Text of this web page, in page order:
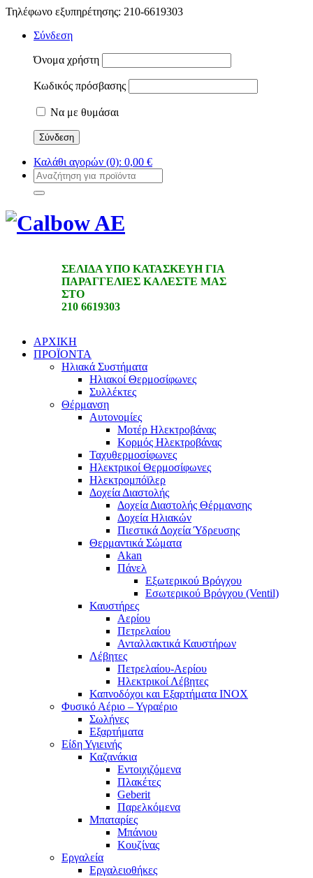
Τηλέφωνο εξυπηρέτησης: 210-6619303
Σύνδεση
Όνομα χρήστη
Κωδικός πρόσβασης
Να με θυμάσαι
Καλάθι αγορών (0): 0,00 €
ΣΕΛΙΔΑ ΥΠΟ ΚΑΤΑΣΚΕΥΗ ΓΙΑ
ΠΑΡΑΓΓΕΛΙΕΣ ΚΑΛΕΣΤΕ ΜΑΣ
ΣΤΟ
210 6619303
ΑΡΧΙΚΗ
ΠΡΟΪΟΝΤΑ
Ηλιακά Συστήματα
Ηλιακοί Θερμοσίφωνες
Συλλέκτες
Θέρμανση
Αυτονομίες
Μοτέρ Ηλεκτροβάνας
Κορμός Ηλεκτροβάνας
Ταχυθερμοσίφωνες
Ηλεκτρικοί Θερμοσίφωνες
Ηλεκτρομπόϊλερ
Δοχεία Διαστολής
Δοχεία Διαστολής Θέρμανσης
Δοχεία Ηλιακών
Πιεστικά Δοχεία Ύδρευσης
Θερμαντικά Σώματα
Akan
Πάνελ
Εξωτερικού Βρόγχου
Εσωτερικού Βρόγχου (Ventil)
Καυστήρες
Αερίου
Πετρελαίου
Ανταλλακτικά Καυστήρων
Λέβητες
Πετρελαίου-Αερίου
Ηλεκτρικοί Λέβητες
Καπνοδόχοι και Εξαρτήματα ΙΝΟΧ
Φυσικό Αέριο – Υγραέριο
Σωλήνες
Εξαρτήματα
Είδη Υγιεινής
Καζανάκια
Εντοιχιζόμενα
Πλακέτες
Geberit
Παρελκόμενα
Μπαταρίες
Μπάνιου
Κουζίνας
Εργαλεία
Εργαλειοθήκες